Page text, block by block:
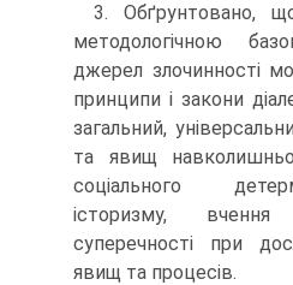
3. Обґрунтовано,
методологічною
джерел злочинності
принципи і закони
загальний,
та явищ
соціального
історизму,
суперечності при
явищ та процесів.